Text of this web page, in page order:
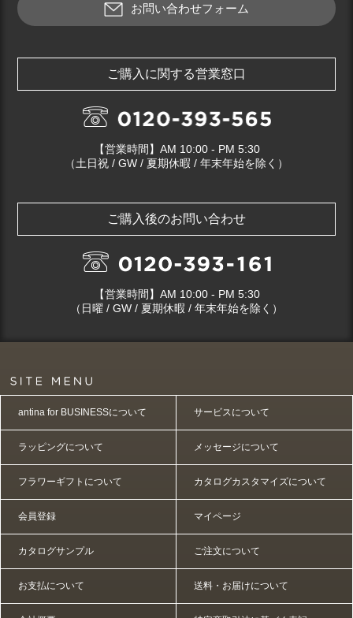
お問い合わせフォーム
ご購入に関する営業窓口
【営業時間】AM 10:00 - PM 5:30
（土日祝 / GW / 夏期休暇 / 年末年始を除く）
ご購入後のお問い合わせ
【営業時間】AM 10:00 - PM 5:30
（日曜 / GW / 夏期休暇 / 年末年始を除く）
antina for BUSINESSについて サービスについて
ラッピングについて メッセージについて
フラワーギフトについて カタログカスタマイズについて
会員登録 マイページ
カタログサンプル ご注文について
お支払について 送料・お届けについて